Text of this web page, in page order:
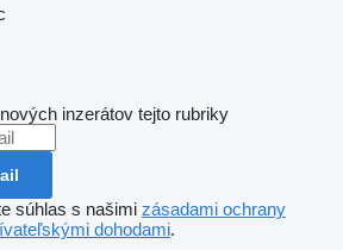
inzerátov tejto rubriky
súhlas s našimi zásadami ochrany
dohodami.